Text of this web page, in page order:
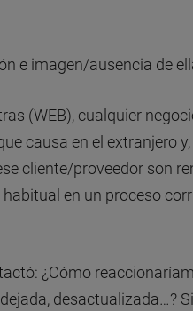
e imagen/ausencia de
(WEB), cualquier
causa en el extranjero
cliente/proveedor son
en un proceso
¿Cómo
desactualizada…?